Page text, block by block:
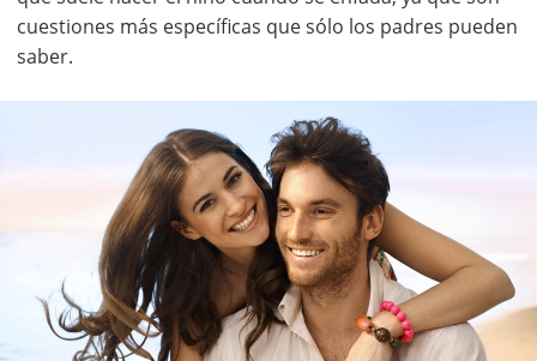
cuestiones más específicas que sólo los padres pueden
saber.